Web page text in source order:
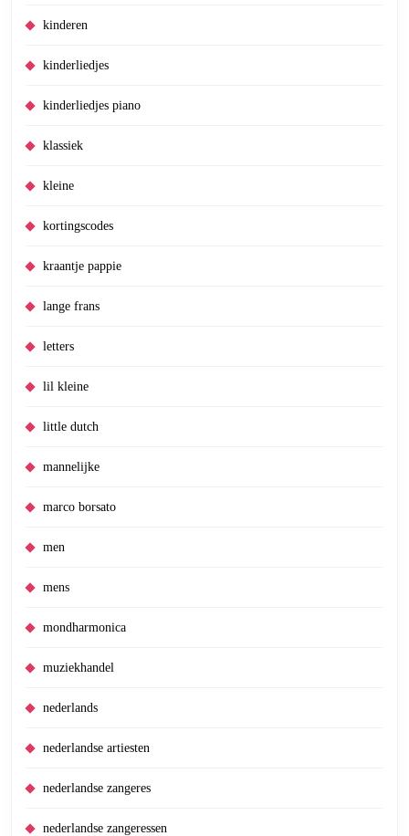
kinderen
kinderliedjes
kinderliedjes piano
klassiek
kleine
kortingscodes
kraantje pappie
lange frans
letters
lil kleine
little dutch
mannelijke
marco borsato
men
mens
mondharmonica
muziekhandel
nederlands
nederlandse artiesten
nederlandse zangeres
nederlandse zangeressen